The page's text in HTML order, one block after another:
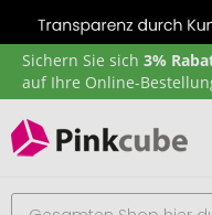
Sichern Sie sich 3%
auf Ihre Online-